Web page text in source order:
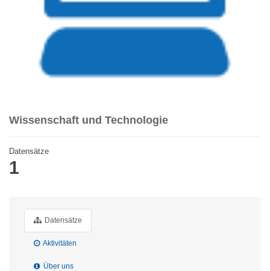
Wissenschaft und Technologie
Datensätze
1
Datensätze
Aktivitäten
Über uns